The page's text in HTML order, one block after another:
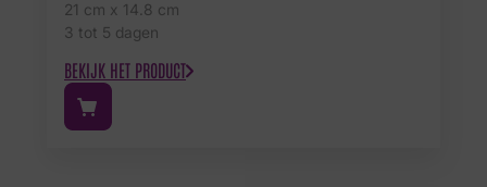
21 cm x 14.8 cm
3 tot 5 dagen
BEKIJK HET PRODUCT